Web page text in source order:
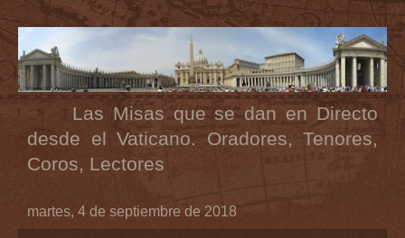
Las Misas que se dan en Directo
desde el Vaticano. Oradores, Tenores,
Coros, Lectores
martes, 4 de septiembre de 2018